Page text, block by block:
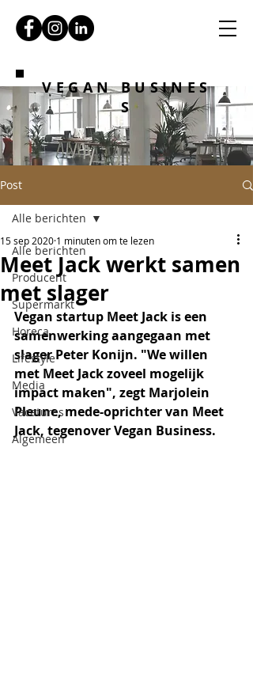
VEGAN BUSINES
S
Post
Alle berichten
Producent
Supermarkt
Horeca
Lifestyle
Media
Vacatures
Algemeen
Alle berichten
Meet Jack werkt samen
met slager
15 sep 2020 1 minuten om te lezen
Vegan startup Meet Jack is een
samenwerking aangegaan met
slager Peter Konijn. "We willen
met Meet Jack zoveel mogelijk
impact maken", zegt Marjolein
Pleune, mede-oprichter van Meet
Jack, tegenover Vegan Business.